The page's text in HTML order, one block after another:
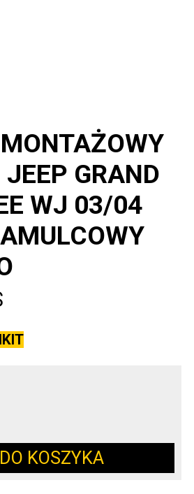
GRAND
WJ 03/04
DO KOSZYKA